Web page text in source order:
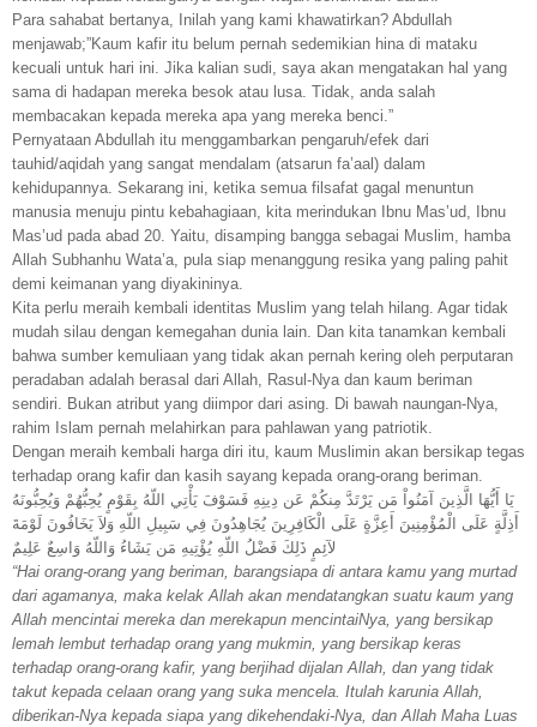
Para sahabat bertanya, Inilah yang kami khawatirkan? Abdullah
menjawab;”Kaum kafir itu belum pernah sedemikian hina di mataku
kecuali untuk hari ini. Jika kalian sudi, saya akan mengatakan hal yang
sama di hadapan mereka besok atau lusa. Tidak, anda salah
membacakan kepada mereka apa yang mereka benci.”
Pernyataan Abdullah itu menggambarkan pengaruh/efek dari
tauhid/aqidah yang sangat mendalam (atsarun fa’aal) dalam
kehidupannya. Sekarang ini, ketika semua filsafat gagal menuntun
manusia menuju pintu kebahagiaan, kita merindukan Ibnu Mas’ud, Ibnu
Mas’ud pada abad 20. Yaitu, disamping bangga sebagai Muslim, hamba
Allah Subhanhu Wata’a, pula siap menanggung resika yang paling pahit
demi keimanan yang diyakininya.
Kita perlu meraih kembali identitas Muslim yang telah hilang. Agar tidak
mudah silau dengan kemegahan dunia lain. Dan kita tanamkan kembali
bahwa sumber kemuliaan yang tidak akan pernah kering oleh perputaran
peradaban adalah berasal dari Allah, Rasul-Nya dan kaum beriman
sendiri. Bukan atribut yang diimpor dari asing. Di bawah naungan-Nya,
rahim Islam pernah melahirkan para pahlawan yang patriotik.
Dengan meraih kembali harga diri itu, kaum Muslimin akan bersikap tegas
terhadap orang kafir dan kasih sayang kepada orang-orang beriman.
يَا أَيُّهَا الَّذِينَ آمَنُواْ مَن يَرْتَدَّ مِنكُمْ عَن دِينِهِ فَسَوْفَ يَأْتِي اللّهُ بِقَوْمٍ يُحِبُّهُمْ وَيُحِبُّونَهُ
أَذِلَّةٍ عَلَى الْمُؤْمِنِينَ أَعِزَّةٍ عَلَى الْكَافِرِينَ يُجَاهِدُونَ فِي سَبِيلِ اللّهِ وَلاَ يَخَافُونَ لَوْمَةَ
لآئِمٍ ذَلِكَ فَضْلُ اللّهِ يُؤْتِيهِ مَن يَشَاءُ وَاللّهُ وَاسِعٌ عَلِيمٌ
“Hai orang-orang yang beriman, barangsiapa di antara kamu yang murtad
dari agamanya, maka kelak Allah akan mendatangkan suatu kaum yang
Allah mencintai mereka dan merekapun mencintaiNya, yang bersikap
lemah lembut terhadap orang yang mukmin, yang bersikap keras
terhadap orang-orang kafir, yang berjihad dijalan Allah, dan yang tidak
takut kepada celaan orang yang suka mencela. Itulah karunia Allah,
diberikan-Nya kepada siapa yang dikehendaki-Nya, dan Allah Maha Luas